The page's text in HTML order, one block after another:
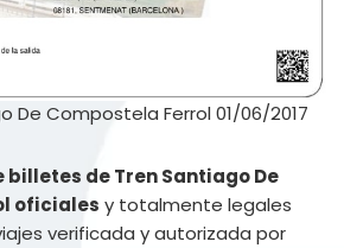
De Compostela Ferrol 01/06/2017
billetes de Tren Santiago De
oficiales y totalmente legales
verificada y autorizada por